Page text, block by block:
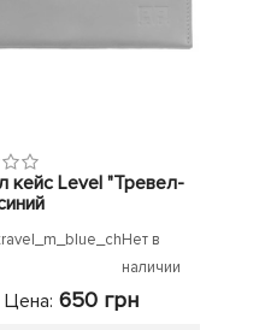
кейс Level "Тревел-
Нет в
наличии
Цена: 650 грн